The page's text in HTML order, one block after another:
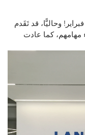
قوانغتشو رسميًّا أعماله في ٢٥ فبراير! وحاليًّا، قد تَقَدم
كما عادت